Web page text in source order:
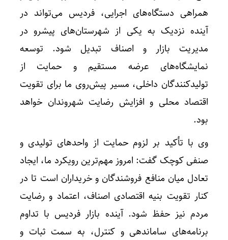
همراهی دستگاه‌های اجرایی، فردیس می‌تواند در
آینده نزدیک به یکی از شهرستان‌های پیشرو در
مدیریت بازار و اصناف تبدیل شود. توسعه
نمایشگاه‌های عرضه مستقیم و حمایت از
تولیدکنندگان داخلی، مسیر پیش‌روی ما برای تقویت
اقتصاد محلی و افزایش رضایت شهروندان خواهد
بود.
وی با تأکید بر لزوم حمایت از واحدهای تولیدی و
صنفی کوچک گفت: امروز مهم‌ترین رویکرد ما، ایجاد
تعادل میان منافع فروشندگان و خریداران است تا در
کنار تقویت بنیه اقتصادی اصناف، اعتماد و رضایت
مردم نیز حفظ شود. آینده بازار فردیس با تداوم
برنامه‌های ساماندهی و کنترل، به سمت ثبات و